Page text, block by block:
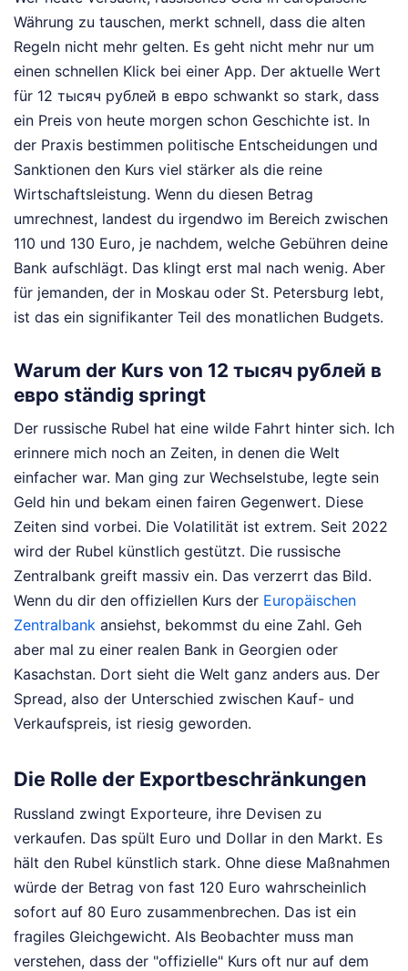
Währung zu tauschen, merkt schnell, dass die alten
Regeln nicht mehr gelten. Es geht nicht mehr nur um
einen schnellen Klick bei einer App. Der aktuelle Wert
für 12 тысяч рублей в евро schwankt so stark, dass
ein Preis von heute morgen schon Geschichte ist. In
der Praxis bestimmen politische Entscheidungen und
Sanktionen den Kurs viel stärker als die reine
Wirtschaftsleistung. Wenn du diesen Betrag
umrechnest, landest du irgendwo im Bereich zwischen
110 und 130 Euro, je nachdem, welche Gebühren deine
Bank aufschlägt. Das klingt erst mal nach wenig. Aber
für jemanden, der in Moskau oder St. Petersburg lebt,
ist das ein signifikanter Teil des monatlichen Budgets.
Warum der Kurs von 12 тысяч рублей в
евро ständig springt
Der russische Rubel hat eine wilde Fahrt hinter sich. Ich
erinnere mich noch an Zeiten, in denen die Welt
einfacher war. Man ging zur Wechselstube, legte sein
Geld hin und bekam einen fairen Gegenwert. Diese
Zeiten sind vorbei. Die Volatilität ist extrem. Seit 2022
wird der Rubel künstlich gestützt. Die russische
Zentralbank greift massiv ein. Das verzerrt das Bild.
Wenn du dir den offiziellen Kurs der Europäischen
Zentralbank ansiehst, bekommst du eine Zahl. Geh
aber mal zu einer realen Bank in Georgien oder
Kasachstan. Dort sieht die Welt ganz anders aus. Der
Spread, also der Unterschied zwischen Kauf- und
Verkaufspreis, ist riesig geworden.
Die Rolle der Exportbeschränkungen
Russland zwingt Exporteure, ihre Devisen zu
verkaufen. Das spült Euro und Dollar in den Markt. Es
hält den Rubel künstlich stark. Ohne diese Maßnahmen
würde der Betrag von fast 120 Euro wahrscheinlich
sofort auf 80 Euro zusammenbrechen. Das ist ein
fragiles Gleichgewicht. Als Beobachter muss man
verstehen, dass der "offizielle" Kurs oft nur auf dem